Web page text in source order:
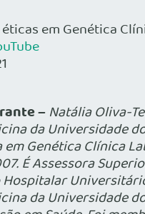
em Genética
– Natália Oliva-
da Universidade
em Genética Clínica
É Assessora
da Universidade